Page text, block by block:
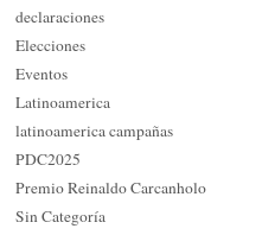
declaraciones
Elecciones
Eventos
Latinoamerica
latinoamerica campañas
PDC2025
Premio Reinaldo Carcanholo
Sin Categoría